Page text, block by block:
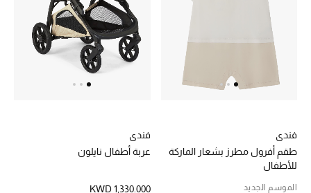
موضة نسائية
تسوقوا للنساء
الموسم الجديد
فندي
طقم أفرول مطرز بشعار الماركة
للأطفال
الموسم الجديد
فندي
عربة أطفال نايلون
KWD 1,330.000